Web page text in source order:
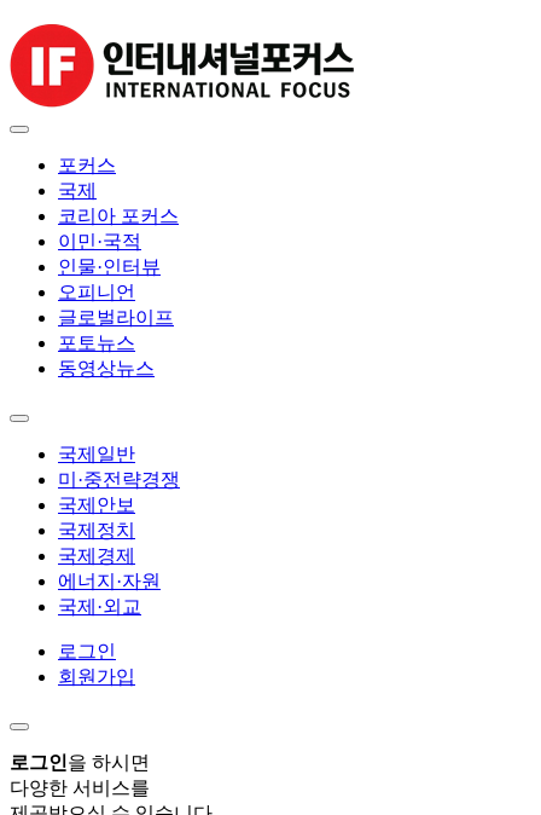
포커스
국제
코리아 포커스
이민·국적
인물·인터뷰
오피니언
글로벌라이프
포토뉴스
동영상뉴스
국제일반
미·중전략경쟁
국제안보
국제정치
국제경제
에너지·자원
국제·외교
로그인
회원가입
로그인을 하시면
다양한 서비스를